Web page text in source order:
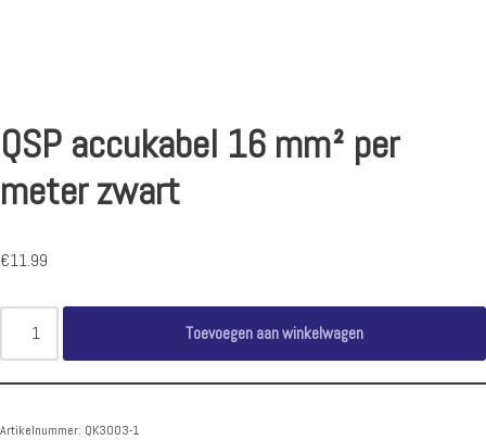
QSP accukabel 16 mm² per
meter zwart
€11.99
Toevoegen aan winkelwagen
Artikelnummer: QK3003-1